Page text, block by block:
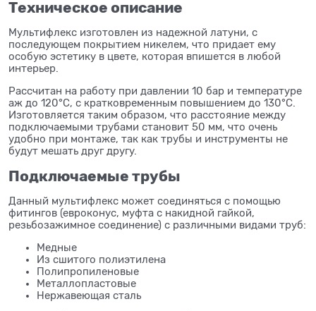
Техническое описание
Мультифлекс изготовлен из надежной латуни, с
последующем покрытием никелем, что придает ему
особую эстетику в цвете, которая впишется в любой
интерьер.
Рассчитан на работу при давлении 10 бар и температуре
аж до 120°С, с кратковременным повышением до 130°С.
Изготовляется таким образом, что расстояние между
подключаемыми трубами становит 50 мм, что очень
удобно при монтаже, так как трубы и инструменты не
будут мешать друг другу.
Подключаемые трубы
Данный мультифлекс может соединяться с помощью
фитингов (евроконус, муфта с накидной гайкой,
резьбозажимное соединение) с различными видами труб:
Медные
Из сшитого полиэтилена
Полипропиленовые
Металлопластовые
Нержавеющая сталь